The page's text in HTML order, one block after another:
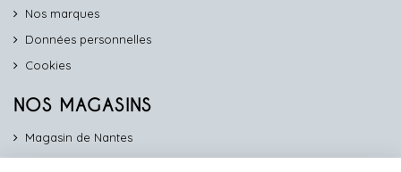
Nos marques
Données personnelles
Cookies
NOS MAGASINS
Magasin de Nantes